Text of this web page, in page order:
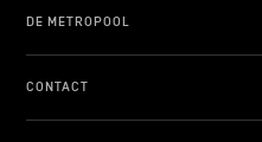
DE METROPOOL
CONTACT